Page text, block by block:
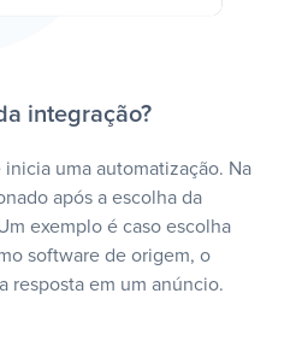
integração?
uma automatização. Na
após a escolha da
exemplo é caso escolha
software de origem, o
resposta em um anúncio.